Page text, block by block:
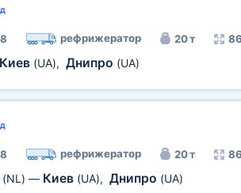
рефрижератор 20 т
Киев (UA), Днипро (UA)
рефрижератор 20 т
(NL) — Киев (UA), Днипро (UA)